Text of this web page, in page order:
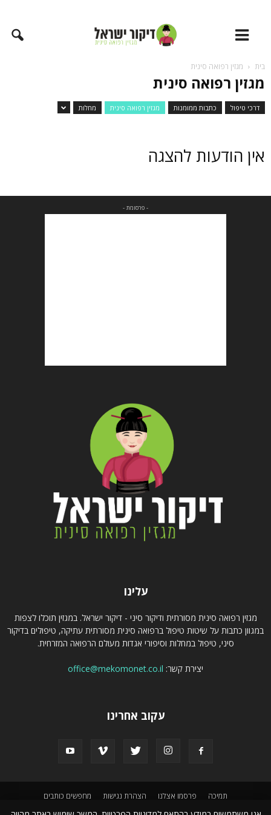
בית מגזין רפואה סינית
מגזין רפואה סינית
דרכי טיפול כתבות ממומנות מגזין רפואה סינית מחלות
אין הודעות להצגה
- פרסומת -
עלינו
מגזין רפואה סינית מסורתית ודיקור סיני - דיקור ישראל. במגזין תוכלו לצפות
במגוון כתבות על שיטות טיפול ברפואה סינית מסורתית עתיקה, טיפולים בדיקור
סיני, טיפול במחלות וסיפורי אגדות מעולם הרפואה המזרחית.
יצירת קשר: office@mekomonet.co.il
עקוב אחרינו
תמיכה פרסמו אצלנו הצהרת נגישות
מחפשים כותבים